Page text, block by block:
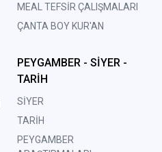
MEAL TEFSİR ÇALIŞMALARI
ÇANTA BOY KUR'AN
PEYGAMBER - SİYER -
TARİH
SİYER
TARİH
PEYGAMBER